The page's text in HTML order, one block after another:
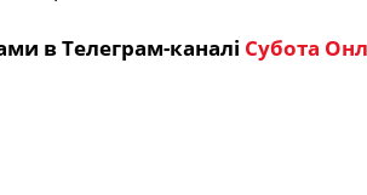
в Телеграм-каналі Субота